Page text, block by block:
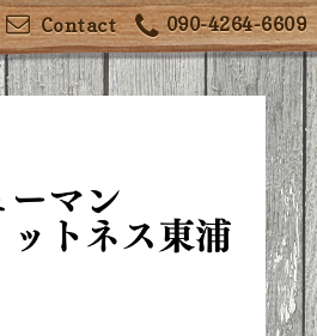
090-4264-6609
Contact